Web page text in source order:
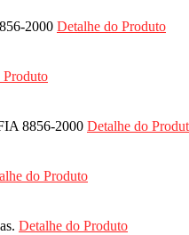
2000 Detalhe do Produto
Produto
8856-2000 Detalhe do
do Produto
Detalhe do Produto